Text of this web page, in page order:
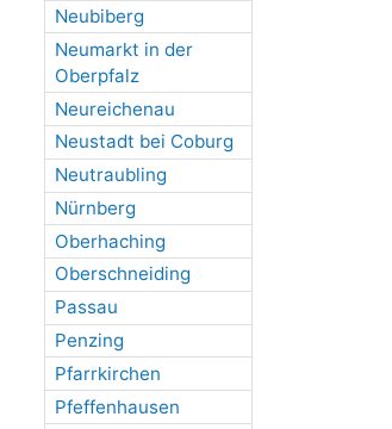
Neubiberg
Neumarkt in der
Oberpfalz
Neureichenau
Neustadt bei Coburg
Neutraubling
Nürnberg
Oberhaching
Oberschneiding
Passau
Penzing
Pfarrkirchen
Pfeffenhausen